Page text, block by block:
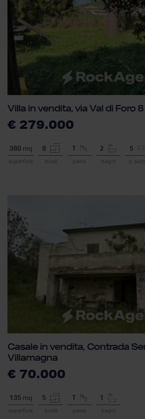
Villa in vendita, via Val di Foro
€ 279.000
380 mq
superficie
8
locali piano
2
bagni
5
p. auto
Casale in vendita, Contrada
Villamagna
€ 70.000
135 mq
superficie
5
locali piano
1
bagni